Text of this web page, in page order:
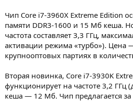
Чип Core i7-3960X Extreme Edition
памяти DDR3-1600 и 15 Мб кеша.
частота составляет 3,3 ГГц,
активации режима «турбо»). Цена
крупнооптовых партиях в
Вторая новинка, Core i7-3930K
функционирует на частоте 3,2 ГГц
кеша — 12 Мб. Чип предлагается за